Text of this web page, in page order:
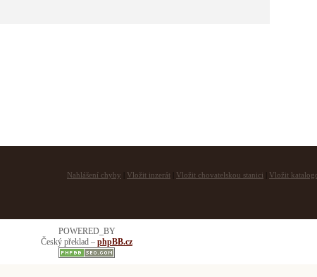
Nahlášení chyby Vložit inzerát Vložit chovatelskou stanici Vložit
POWERED_BY
Český překlad – phpBB.cz